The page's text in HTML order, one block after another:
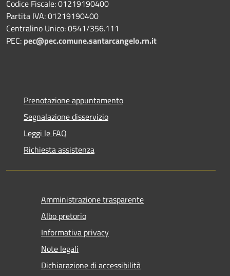
Codice Fiscale: 01219190400
Partita IVA: 01219190400
Centralino Unico: 0541/356.111
PEC: pec@pec.comune.santarcangelo.rn.it
Prenotazione appuntamento
Segnalazione disservizio
Leggi le FAQ
Richiesta assistenza
Amministrazione trasparente
Albo pretorio
Informativa privacy
Note legali
Dichiarazione di accessibilità